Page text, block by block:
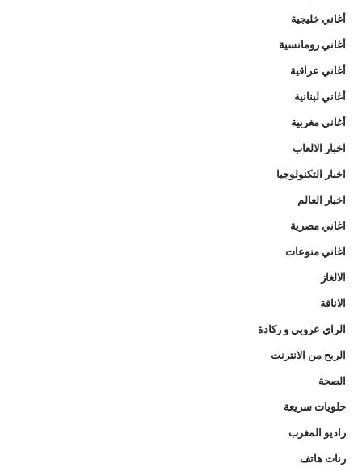
أغاني خليجية
أغاني رومانسية
أغاني عراقية
أغاني لبنانية
أغاني مغربية
اخبار الالعاب
اخبار التكنولوجيا
اخبار العالم
اغاني مصرية
اغاني منوعات
الالغاز
الاناقة
الراي عروبي و ركادة
الربح من الانترنت
الصحة
حلويات سريعة
راديو المغرب
رنات هاتف